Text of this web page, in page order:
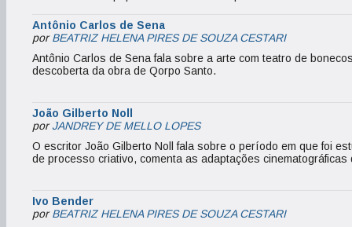
Antônio Carlos de Sena
porBEATRIZ HELENA PIRES DE SOUZA CESTARI
Antônio Carlos de Sena fala sobre a arte com teatro de
descoberta da obra de Qorpo Santo.
João Gilberto Noll
porJANDREY DE MELLO LOPES
O escritor João Gilberto Noll fala sobre o período em que foi
de processo criativo, comenta as adaptações
Ivo Bender
porBEATRIZ HELENA PIRES DE SOUZA CESTARI